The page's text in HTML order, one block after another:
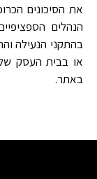
את הסיכונים
הנהלים
בהתקני הנעילה
או בבית העסק
באתר.